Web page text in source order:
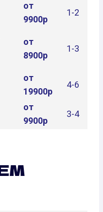
от
9900р
1-2
от
8900р
1-3
от
19900р
4-6
от
9900р
3-4